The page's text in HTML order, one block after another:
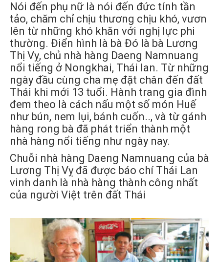
Nói đến phụ nữ là nói đến đức tính tần
tảo, chăm chỉ chịu thương chịu khó, vươn
lên từ những khó khăn với nghị lực phi
thường. Điển hình là bà Đó là bà Lương
Thị Vỵ, chủ nhà hàng Daeng Namnuang
nổi tiếng ở Nongkhai, Thái lan. Từ những
ngày đầu cùng cha mẹ đặt chân đến đất
Thái khi mới 13 tuổi. Hành trang gia đình
đem theo là cách nấu một số món Huế
như bún, nem lụi, bánh cuốn.., và từ gánh
hàng rong bà đã phát triển thành một
nhà hàng nổi tiếng như ngày nay.
Chuỗi nhà hàng Daeng Namnuang của bà
Lương Thị Vỵ đã được báo chí Thái Lan
vinh danh là nhà hàng thành công nhất
của người Việt trên đất Thái